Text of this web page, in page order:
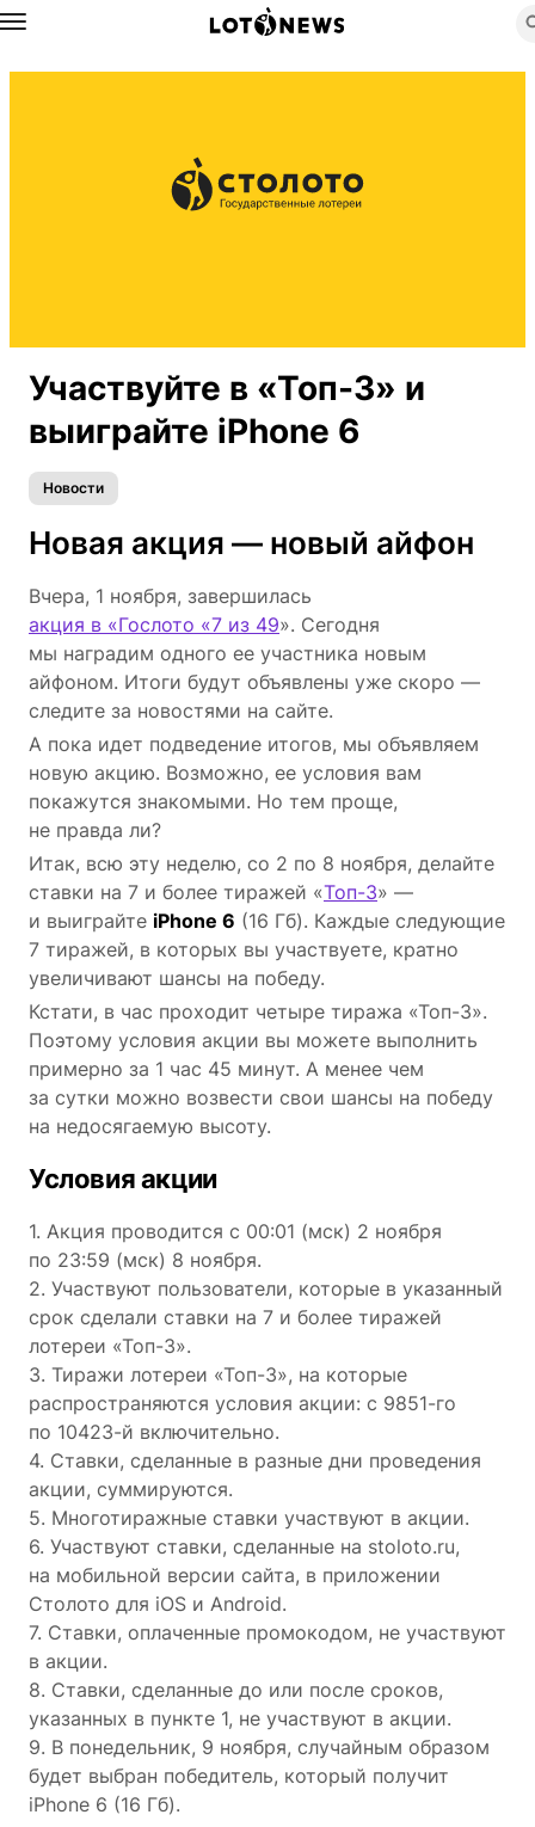
Назад
Участвуйте в «Топ-3» и
выиграйте iPhone 6
Новости
Новая акция — новый айфон
Вчера, 1 ноября, завершилась
акция в «Гослото «7 из 49». Сегодня
мы наградим одного ее участника новым
айфоном. Итоги будут объявлены уже скоро —
следите за новостями на сайте.
А пока идет подведение итогов, мы объявляем
новую акцию. Возможно, ее условия вам
покажутся знакомыми. Но тем проще,
не правда ли?
Итак, всю эту неделю, со 2 по 8 ноября, делайте
ставки на 7 и более тиражей «Топ-3» —
и выиграйте iPhone 6 (16 Гб). Каждые следующие
7 тиражей, в которых вы участвуете, кратно
увеличивают шансы на победу.
Кстати, в час проходит четыре тиража «Топ-3».
Поэтому условия акции вы можете выполнить
примерно за 1 час 45 минут. А менее чем
за сутки можно возвести свои шансы на победу
на недосягаемую высоту.
Условия акции
1. Акция проводится с 00:01 (мск) 2 ноября
по 23:59 (мск) 8 ноября.
2. Участвуют пользователи, которые в указанный
срок сделали ставки на 7 и более тиражей
лотереи «Топ-3».
3. Тиражи лотереи «Топ-3», на которые
распространяются условия акции: с 9851-го
по 10423-й включительно.
4. Ставки, сделанные в разные дни проведения
акции, суммируются.
5. Многотиражные ставки участвуют в акции.
6. Участвуют ставки, сделанные на stoloto.ru,
на мобильной версии сайта, в приложении
Столото для iOS и Android.
7. Ставки, оплаченные промокодом, не участвуют
в акции.
8. Ставки, сделанные до или после сроков,
указанных в пункте 1, не участвуют в акции.
9. В понедельник, 9 ноября, случайным образом
будет выбран победитель, который получит
iPhone 6 (16 Гб).